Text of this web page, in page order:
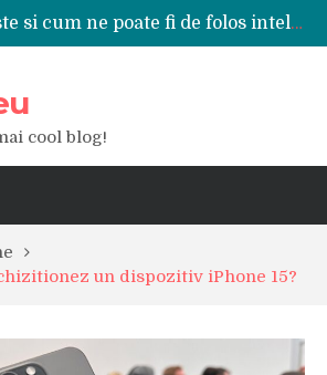
Tipuri de polizoare de care este nevoie intr-un atelier
Utilizarea diferitelor jucarii sexuale in viata de cuplu
Modul in care a evoluat tehnologia in ultimul secol
cool blog!
un dispozitiv iPhone 15?